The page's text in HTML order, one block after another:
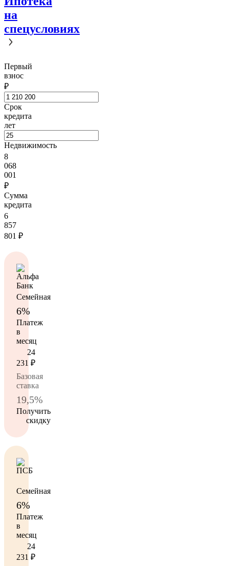
на
спецусловиях
Первый
взнос
₽
Срок
кредита
лет
Недвижимость
8
068
001
₽
Сумма
кредита
6
857
801 ₽
Семейная
6%
Платеж
в
месяц
24
231 ₽
Базовая
ставка
19,5%
Получить
скидку
Семейная
6%
Платеж
в
месяц
24
231 ₽